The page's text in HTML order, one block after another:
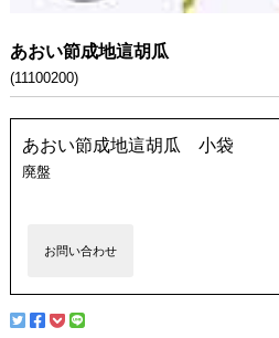
あおい節成地這胡瓜
(11100200)
あおい節成地這胡瓜 小袋
廃盤
お問い合わせ